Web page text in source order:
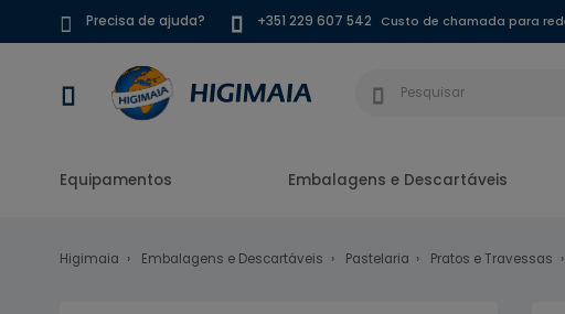
Precisa de ajuda? +351 229 607 542 Custo de chamada para
Equipamentos Embalagens e Descartáveis
Higimaia Embalagens e Descartáveis Pastelaria Pratos e Travessas